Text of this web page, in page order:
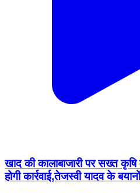
खाद की कालाबाजारी पर सख्त
होगी कार्रवाई,तेजस्वी यादव के